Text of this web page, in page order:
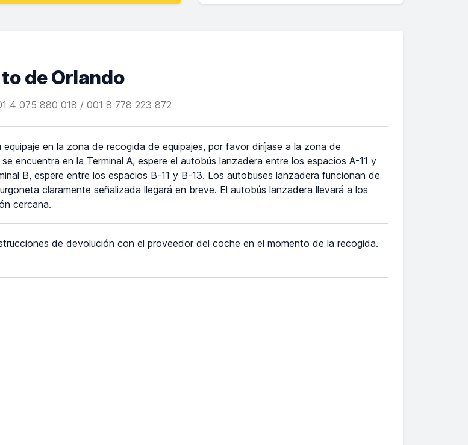
de Orlando
4 075 880 018 / 001 8 778 223 872
equipaje en la zona de recogida de equipajes, por favor diríjase a la zona de
encuentra en la Terminal A, espere el autobús lanzadera entre los espacios A-11 y
B, espere entre los espacios B-11 y B-13. Los autobuses lanzadera funcionan de
claramente señalizada llegará en breve. El autobús lanzadera llevará a los
cercana.
de devolución con el proveedor del coche en el momento de la recogida.